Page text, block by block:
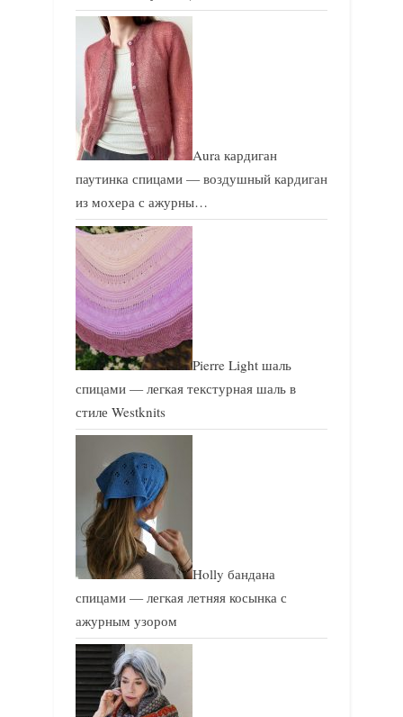
Aura кардиган
паутинка спицами — воздушный кардиган
из мохера с ажурны…
Pierre Light шаль
спицами — легкая текстурная шаль в
стиле Westknits
Holly бандана
спицами — легкая летняя косынка с
ажурным узором